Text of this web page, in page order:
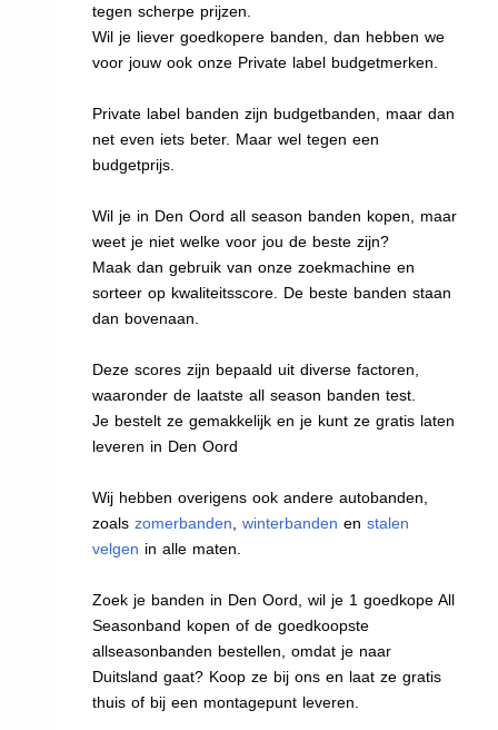
tegen scherpe prijzen.
Wil je liever goedkopere banden, dan hebben we
voor jouw ook onze Private label budgetmerken.
Private label banden zijn budgetbanden, maar dan
net even iets beter. Maar wel tegen een
budgetprijs.
Wil je in Den Oord all season banden kopen, maar
weet je niet welke voor jou de beste zijn?
Maak dan gebruik van onze zoekmachine en
sorteer op kwaliteitsscore. De beste banden staan
dan bovenaan.
Deze scores zijn bepaald uit diverse factoren,
waaronder de laatste all season banden test.
Je bestelt ze gemakkelijk en je kunt ze gratis laten
leveren in Den Oord
Wij hebben overigens ook andere autobanden,
zoalszomerbanden ,winterbanden enstalen
velgen in alle maten.
Zoek je banden in Den Oord, wil je 1 goedkope All
Seasonband kopen of de goedkoopste
allseasonbanden bestellen, omdat je naar
Duitsland gaat? Koop ze bij ons en laat ze gratis
thuis of bij een montagepunt leveren.